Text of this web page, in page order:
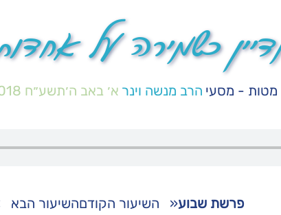
כשמירה על
מטות - מסעי הרב מנשה וינר א׳ באב ה׳תשע״ח
פרשת שבוע« השיעור הקודםהשיעור הבא